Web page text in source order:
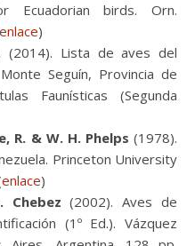
Ecuadorian birds. Orn.
enlace)
(2014). Lista de aves del
Seguín, Provincia de
Faunísticas (Segunda
R. & W. H. Phelps (1978).
Princeton University
enlace)
Chebez (2002). Aves de
(1º Ed.). Vázquez